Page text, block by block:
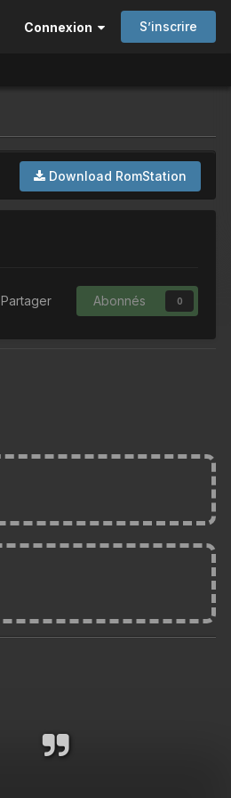
Connexion S’inscrire
Download RomStation
Partager Abonnés 0